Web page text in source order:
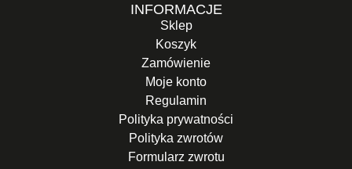
INFORMACJE
Sklep
Koszyk
Zamówienie
Moje konto
Regulamin
Polityka prywatności
Polityka zwrotów
Formularz zwrotu